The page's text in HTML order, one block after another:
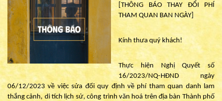
[THÔNG BÁO THAY ĐỔI PHÍ
THAM QUAN BAN NGÀY]
Kính thưa quý khách!
Thực hiện Nghị Quyết số
16/2023/NQ-HĐND ngày
06/12/2023 về việc sửa đổi quy định về phí tham quan danh lam
thắng cảnh, di tích lịch sử, công trình văn hoá trên địa bàn Thành phố